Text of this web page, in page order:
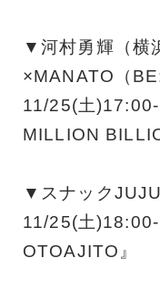
▼河村勇輝（横
×MANATO（
11/25(土
MILLION
▼スナックJUJU
11/25(土
OTOAJITO』